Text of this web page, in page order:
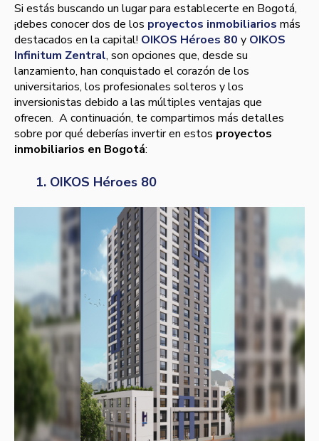
Si estás buscando un lugar para establecerte en Bogotá,
¡debes conocer dos de los proyectos inmobiliarios más
destacados en la capital! OIKOS Héroes 80 y OIKOS
Infinitum Zentral, son opciones que, desde su
lanzamiento, han conquistado el corazón de los
universitarios, los profesionales solteros y los
inversionistas debido a las múltiples ventajas que
ofrecen. A continuación, te compartimos más detalles
sobre por qué deberías invertir en estos proyectos
inmobiliarios en Bogotá:
1. OIKOS Héroes 80